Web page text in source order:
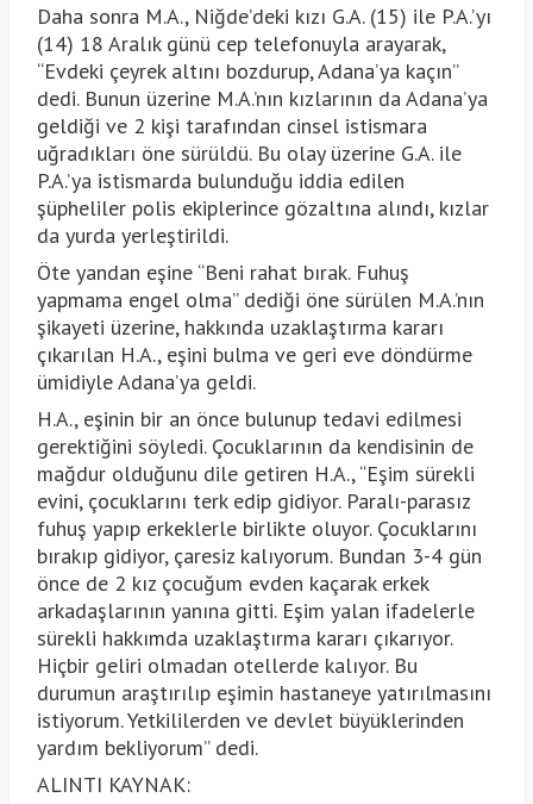
Daha sonra M.A., Niğde’deki kızı G.A. (15) ile P.A.’yı
(14) 18 Aralık günü cep telefonuyla arayarak,
“Evdeki çeyrek altını bozdurup, Adana’ya kaçın”
dedi. Bunun üzerine M.A.’nın kızlarının da Adana’ya
geldiği ve 2 kişi tarafından cinsel istismara
uğradıkları öne sürüldü. Bu olay üzerine G.A. ile
P.A.’ya istismarda bulunduğu iddia edilen
şüpheliler polis ekiplerince gözaltına alındı, kızlar
da yurda yerleştirildi.
Öte yandan eşine “Beni rahat bırak. Fuhuş
yapmama engel olma” dediği öne sürülen M.A.’nın
şikayeti üzerine, hakkında uzaklaştırma kararı
çıkarılan H.A., eşini bulma ve geri eve döndürme
ümidiyle Adana’ya geldi.
H.A., eşinin bir an önce bulunup tedavi edilmesi
gerektiğini söyledi. Çocuklarının da kendisinin de
mağdur olduğunu dile getiren H.A., “Eşim sürekli
evini, çocuklarını terk edip gidiyor. Paralı-parasız
fuhuş yapıp erkeklerle birlikte oluyor. Çocuklarını
bırakıp gidiyor, çaresiz kalıyorum. Bundan 3-4 gün
önce de 2 kız çocuğum evden kaçarak erkek
arkadaşlarının yanına gitti. Eşim yalan ifadelerle
sürekli hakkımda uzaklaştırma kararı çıkarıyor.
Hiçbir geliri olmadan otellerde kalıyor. Bu
durumun araştırılıp eşimin hastaneye yatırılmasını
istiyorum. Yetkililerden ve devlet büyüklerinden
yardım bekliyorum” dedi.
ALINTI KAYNAK: